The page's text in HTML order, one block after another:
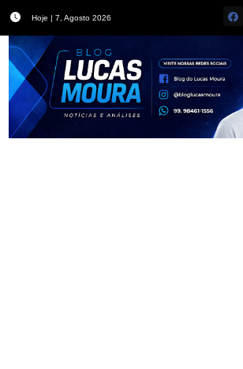
Hoje | 7, Agosto 2026